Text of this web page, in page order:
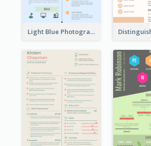
Light Blue Photographer Resume